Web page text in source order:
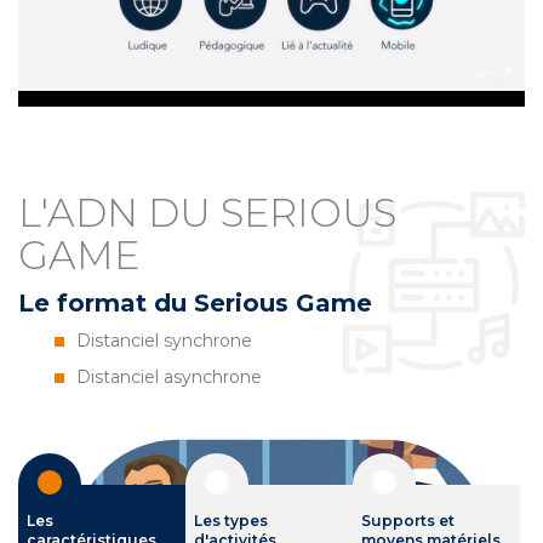
L'ADN DU SERIOUS
GAME
Le format du Serious Game
Distanciel synchrone
Distanciel asynchrone
Les
Les types
Supports et